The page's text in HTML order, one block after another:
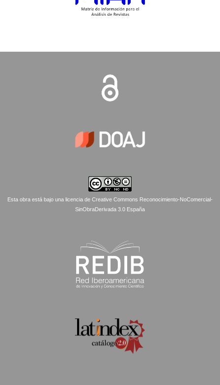
Esta obra está bajo una licencia de Creative Commons Reconocimiento-NoComercial-
SinObraDerivada 3.0 España